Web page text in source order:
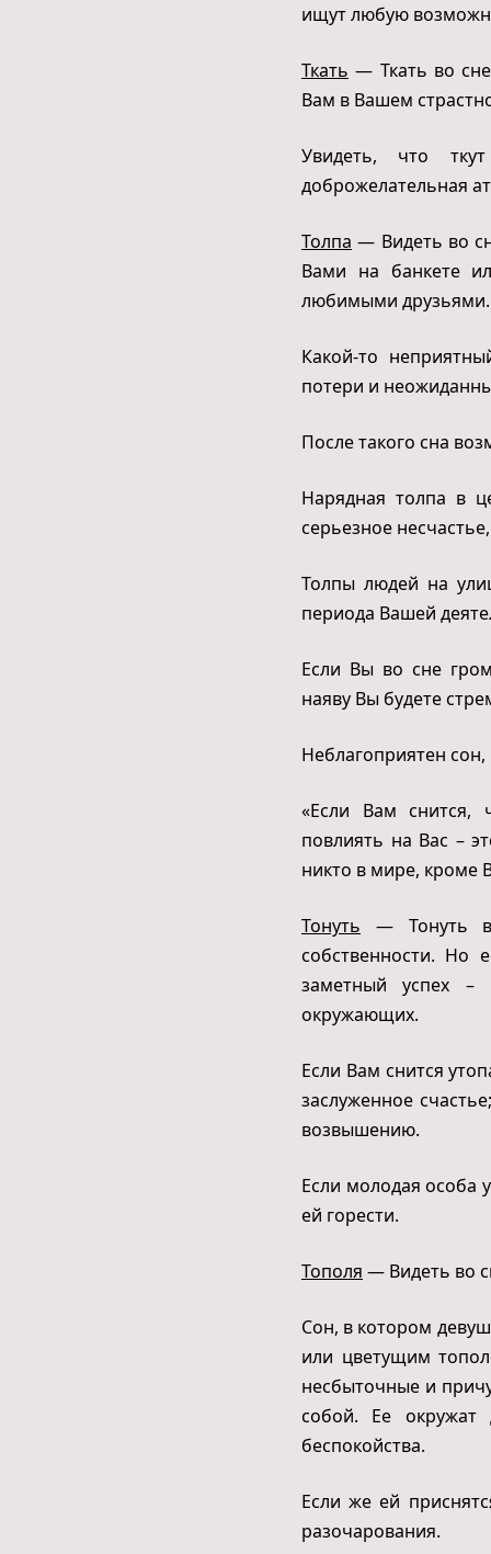
ищут любую
Ткать — Ткать во
Вам в Вашем
Увидеть, что
доброжелательная
Толпа — Видеть во
Вами на банкете
любимыми друзьями.
Какой-то
потери и
После такого сна
Нарядная толпа в
серьезное
Толпы людей на
периода Вашей
Если Вы во сне
наяву Вы будете
Неблагоприятен
«Если Вам снится,
повлиять на Вас –
никто в мире, кроме
Тонуть — Тонуть
собственности. Но
заметный успех –
окружающих.
Если Вам снится
заслуженное
возвышению.
Если молодая особа
ей горести.
Тополя — Видеть во
Сон, в котором
или цветущим
несбыточные и
собой. Ее окружат
беспокойства.
Если же ей
разочарования.